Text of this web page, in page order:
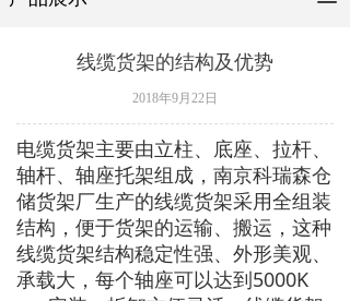
线缆货架的结构及优势
电缆货架主要由立柱、底座、拉杆、
轴杆、轴座托架组成，南京科瑞森仓
储货架厂生产的线缆货架采用全组装
结构，便于货架的运输、搬运，这种
线缆货架结构稳定性强、外形美观、
承载大，每个轴座可以达到5000K
2018年9月22日